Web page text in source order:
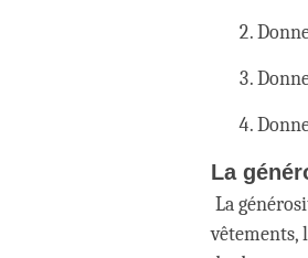
La
La
vêtements,